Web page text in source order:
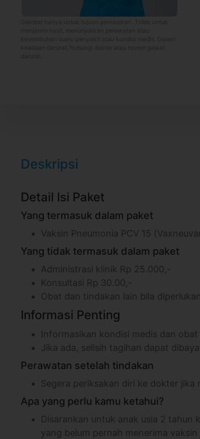
Deskripsi
Detail Isi Paket
Yang termasuk dalam paket
Vaksin Pneumonia PCV 15
Yang tidak termasuk dalam paket
Administrasi klinik Rp 25.000,-
Konsultasi Rp 30.00,-
Obat dan tindakan lain bila diperlukan
Informasi Penting
Informasikan kondisi medis dan
Jika ada, selisih tagihan dapat
Perawatan setelah tindakan
Segera periksakan diri ke dokter
Apa yang perlu kamu ketahui?
Disarankan untuk anak usia 2 tahun
yang belum pernah menerima vaksin